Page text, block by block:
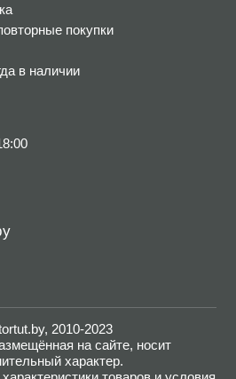
покупки
в наличии
2010-2023
на сайте, носит
характер.